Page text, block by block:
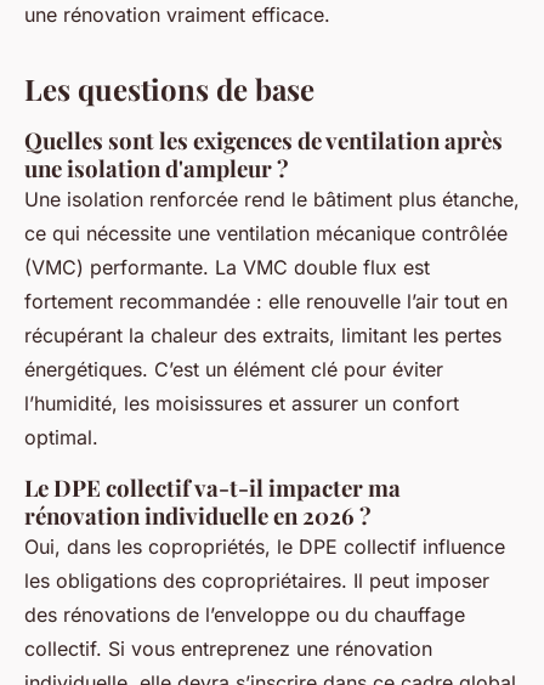
une rénovation vraiment efficace.
Les questions de base
Quelles sont les exigences de ventilation après
une isolation d'ampleur ?
Une isolation renforcée rend le bâtiment plus étanche,
ce qui nécessite une ventilation mécanique contrôlée
(VMC) performante. La VMC double flux est
fortement recommandée : elle renouvelle l’air tout en
récupérant la chaleur des extraits, limitant les pertes
énergétiques. C’est un élément clé pour éviter
l’humidité, les moisissures et assurer un confort
optimal.
Le DPE collectif va-t-il impacter ma
rénovation individuelle en 2026 ?
Oui, dans les copropriétés, le DPE collectif influence
les obligations des copropriétaires. Il peut imposer
des rénovations de l’enveloppe ou du chauffage
collectif. Si vous entreprenez une rénovation